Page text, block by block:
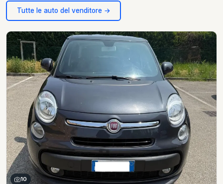
Tutte le auto del venditore →
10